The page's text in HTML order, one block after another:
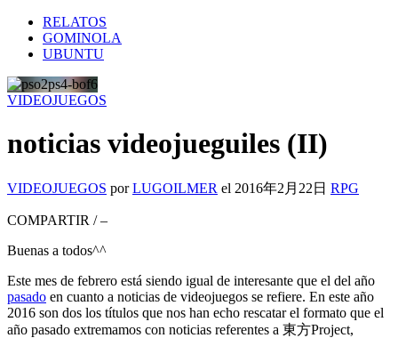
RELATOS
GOMINOLA
UBUNTU
VIDEOJUEGOS
noticias videojueguiles (II)
VIDEOJUEGOS por LUGOILMER el 2016年2月22日 RPG
COMPARTIR / –
Buenas a todos^^
Este mes de febrero está siendo igual de interesante que el del año
pasado en cuanto a noticias de videojuegos se refiere. En este año
2016 son dos los títulos que nos han echo rescatar el formato que el
año pasado extremamos con noticias referentes a 東方Project,